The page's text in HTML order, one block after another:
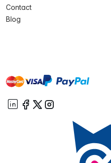
Contact
Blog
mastervisa paypal